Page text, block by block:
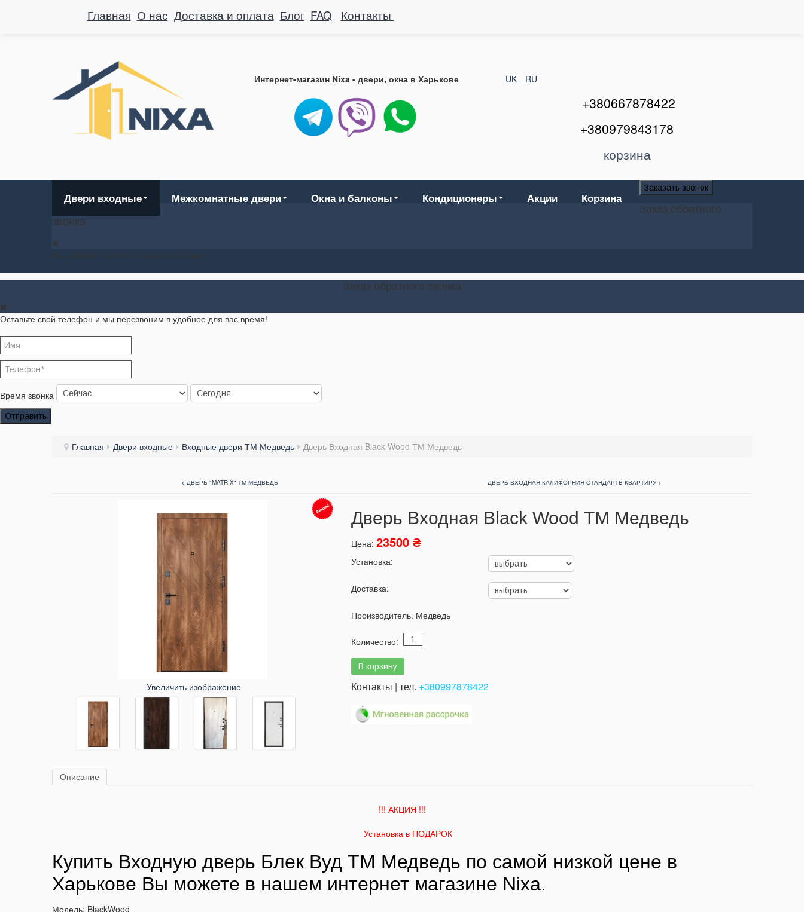
Главная О нас Доставка и оплата Блог FAQ Контакты
Интернет-магазин Nixa - двери, окна в Харькове UK RU
+380667878422
+380979843178
корзина
Двери входные Межкомнатные двери Окна и балконы Кондиционеры Акции Корзина
Заказать звонок
Заказ обратного
звонка
Ваш заявка принята. Ожидайте звонка.
Заказ обратного звонка
Оставьте свой телефон и мы перезвоним в удобное для вас время!
Время звонка
Отправить
Главная Двери входные Входные двери ТМ Медведь Дверь Входная Black Wood ТМ Медведь
< ДВЕРЬ "MATRIX" ТМ МЕДВЕДЬ ДВЕРЬ ВХОДНАЯ КАЛИФОРНИЯ СТАНДАРТВ КВАРТИРУ >
Увеличить изображение
Дверь Входная Black Wood ТМ Медведь
Цена: 23500 ₴
Установка:
Доставка:
Производитель: Медведь
Количество:
Контакты | тел. +380997878422
Описание
!!! АКЦИЯ !!!
Установка в ПОДАРОК
Купить Входную дверь Блек Вуд ТМ Медведь по самой низкой цене в
Харькове Вы можете в нашем интернет магазине Nixa.
Модель: BlackWood